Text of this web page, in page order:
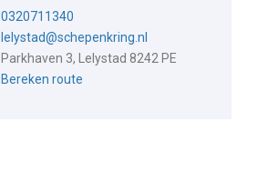
0320711340
lelystad@schepenkring.nl
Parkhaven 3, Lelystad 8242 PE
Bereken route